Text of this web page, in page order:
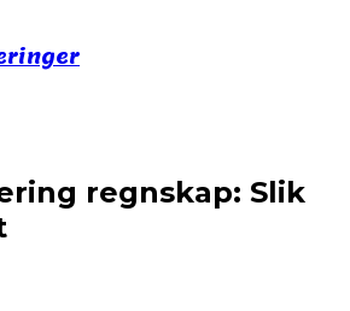
regnskap: Slik